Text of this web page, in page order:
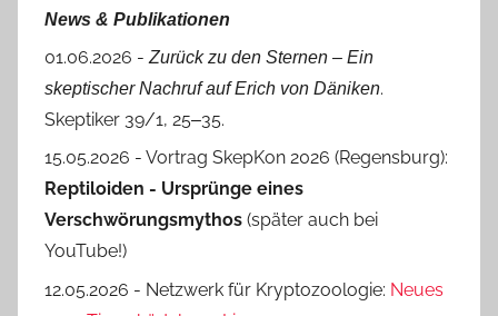
News & Publikationen
01.06.2026 -Zurück zu den Sternen ‒ Ein
skeptischer Nachruf auf Erich von Däniken.
Skeptiker 39/1, 25‒35.
15.05.2026 - Vortrag SkepKon 2026 (Regensburg):
Reptiloiden - Ursprünge eines
Verschwörungsmythos (später auch bei
YouTube!)
12.05.2026 - Netzwerk für Kryptozoologie: Neues